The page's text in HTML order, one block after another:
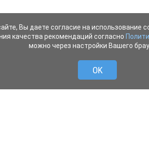
Вы даете согласие на использование
качества рекомендаций согласно
можно через настройки Вашего
OK